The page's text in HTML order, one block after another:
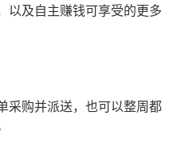
以及自主赚钱可享受的更多
采购并派送，也可以整周都